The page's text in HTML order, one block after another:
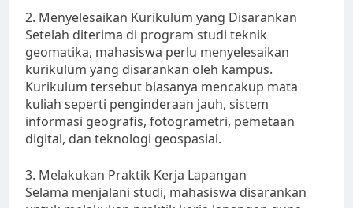
2. Menyelesaikan Kurikulum yang Disarankan
Setelah diterima di program studi teknik
geomatika, mahasiswa perlu menyelesaikan
kurikulum yang disarankan oleh kampus.
Kurikulum tersebut biasanya mencakup mata
kuliah seperti penginderaan jauh, sistem
informasi geografis, fotogrametri, pemetaan
digital, dan teknologi geospasial.
3. Melakukan Praktik Kerja Lapangan
Selama menjalani studi, mahasiswa disarankan